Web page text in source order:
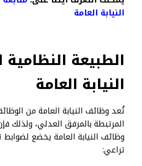
النيابة العامة​
الطبيعة
النيابة العامة
تُعد وظائف النيابة العامة من
المرتبطة بالمرفق العدلي، ولذلك
وظائف النيابة العامة يخضع
تراعي: